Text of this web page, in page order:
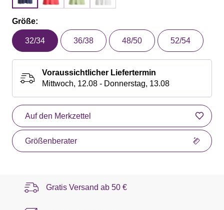
Größe:
32/34 36/38 48/50 52/54
Voraussichtlicher Liefertermin
Mittwoch, 12.08 - Donnerstag, 13.08
Auf den Merkzettel
Größenberater
Gratis Versand ab 50 €